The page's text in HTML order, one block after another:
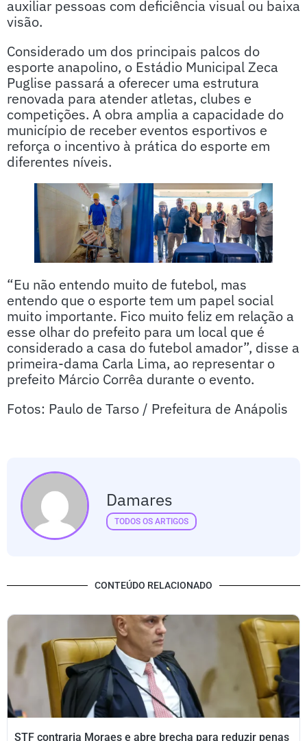
auxiliar pessoas com deficiência visual ou baixa
visão.
Considerado um dos principais palcos do
esporte anapolino, o Estádio Municipal Zeca
Puglise passará a oferecer uma estrutura
renovada para atender atletas, clubes e
competições. A obra amplia a capacidade do
município de receber eventos esportivos e
reforça o incentivo à prática do esporte em
diferentes níveis.
“Eu não entendo muito de futebol, mas
entendo que o esporte tem um papel social
muito importante. Fico muito feliz em relação a
esse olhar do prefeito para um local que é
considerado a casa do futebol amador”, disse a
primeira-dama Carla Lima, ao representar o
prefeito Márcio Corrêa durante o evento.
Fotos: Paulo de Tarso / Prefeitura de Anápolis
Damares
TODOS OS ARTIGOS
CONTEÚDO RELACIONADO
STF contraria Moraes e abre brecha para reduzir penas